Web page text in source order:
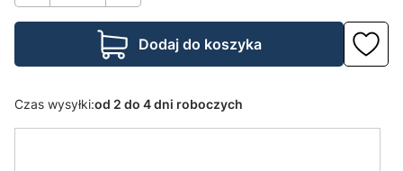
Dodaj do koszyka
Czas wysyłki:od 2 do 4 dni roboczych